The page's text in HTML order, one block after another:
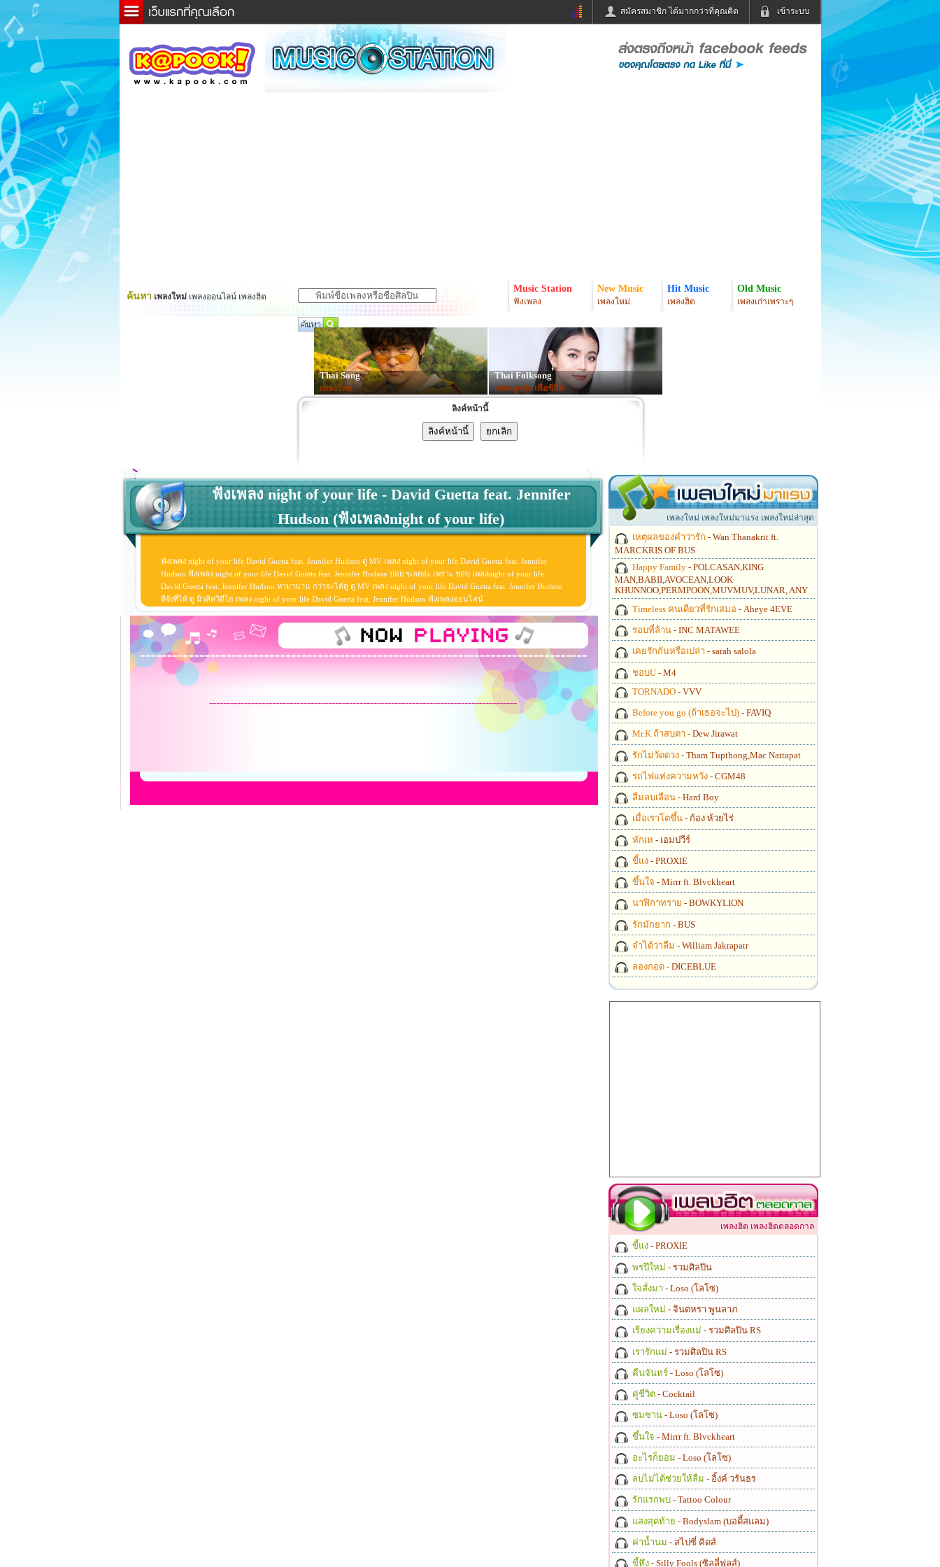
เข้าระบบ
สมัครสมาชิก ได้มากกว่าที่คุณคิด
ข่าวด่วน ข่าวสั้น
ละคร
หนังใหม่
ฟังวิทยุออนไลน์
หมากรุกไทย
Email
ค้นหา เพลงใหม่ เพลงออนไลน์ เพลงฮิต
Music Station
ฟังเพลง
New Music
เพลงใหม่
Hit Music
เพลงฮิต
Old Music
เพลงเก่าเพราะๆ
Thai Song
เพลงไทย
Thai Folksong
เพลงลูกทุ่ง-เพื่อชีวิต
ลิงค์หน้านี้
ฟังเพลง night of your life - David Guetta feat. Jennifer
Hudson (ฟังเพลงnight of your life)
ฟังเพลง night of your life David Guetta feat. Jennifer Hudson ดู MV เพลง night of your life David Guetta feat. Jennifer
Hudson ฟังเพลง night of your life David Guetta feat. Jennifer Hudson บ่อย ๆเลยอ่ะ เพราะ ชอบ เพลงnight of your life
David Guetta feat. Jennifer Hudson หามานาน กว่าจะได้ดู ดู MV เพลง night of your life David Guetta feat. Jennifer Hudson
ดีจังที่ได้ ดู มิวสิควิดีโอ เพลง night of your life David Guetta feat. Jennifer Hudson ฟังเพลงออนไลน์
----------------------------------------------------------------------------------------
เพลงใหม่ เพลงใหม่มาแรง เพลงใหม่ล่าสุด
เหตุผลของคำว่ารัก - Wan Thanakrit ft.
MARCKRIS OF BUS
Happy Family - POLCASAN,KING
MAN,BABII,AVOCEAN,LOOK
KHUNNOO,PERMPOON,MUVMUV,LUNAR, ANY
Timeless คนเดียวที่รักเสมอ - Aheye 4EVE
รอบที่ล้าน - INC MATAWEE
เคยรักกันหรือเปล่า - sarah salola
ชอบU - M4
TORNADO - VVV
Before you go (ถ้าเธอจะไป) - FAVIQ
Mr.K ถ้าสบตา - Dew Jirawat
รักไม่วัดดวง - Tham Tupthong,Mac Nattapat
รถไฟแห่งความหวัง - CGM48
ลืมลบเลือน - Hard Boy
เมื่อเราโตขึ้น - ก้อง ห้วยไร่
หักเห - เอมปวีร์
ขี้แง - PROXIE
ขึ้นใจ - Mirrr ft. Blvckheart
นาฬิกาทราย - BOWKYLION
รักมักยาก - BUS
จำได้ว่าลืม - William Jakrapatr
ลองกอด - DICEBLUE
เพลงฮิต เพลงฮิตตลอดกาล
ขี้แง - PROXIE
พรปีใหม่ - รวมศิลปิน
ใจสั่งมา - Loso (โลโซ)
แผลใหม่ - จินตหรา พูนลาภ
เรียงความเรื่องแม่ - รวมศิลปิน RS
เรารักแม่ - รวมศิลปิน RS
คืนจันทร์ - Loso (โลโซ)
คู่ชีวิต - Cocktail
ซมซาน - Loso (โลโซ)
ขึ้นใจ - Mirrr ft. Blvckheart
อะไรก็ยอม - Loso (โลโซ)
ลบไม่ได้ช่วยให้ลืม - อิ้งค์ วรันธร
รักแรกพบ - Tattoo Colour
แสงสุดท้าย - Bodyslam (บอดี้สแลม)
ค่าน้ำนม - สไปซี่ คิดส์
ขี้หึง - Silly Fools (ซิลลี่ฟูลส์)